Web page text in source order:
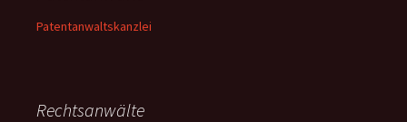
Patentanwaltskanzlei
Rechtsanwälte